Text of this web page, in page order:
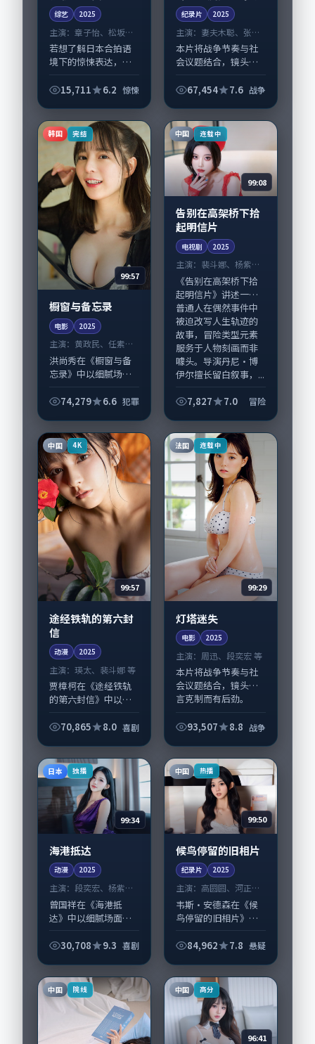
综艺 2025
主演： 章子怡、松坂桃
李 等
若想了解日本合拍语
境下的惊悚表达，
得关注：剧情侧重人
桃李与配角群戏并
重。影片2025年面
15,711 6.2 惊悚
纪录片 2025
主演： 妻夫木聪、张家
辉 等
本片将战争节奏与社
会议题结合，镜头语
《零下十度的红绿
辉担纲主线；取景与
声音设计凸显中国大
陆城市...
67,454 7.6 战争
韩国 完结
99:57
橱窗与备忘录
电影 2025
主演： 黄政民、任素汐
等
洪尚秀在《橱窗与备
忘录》中以细腻场面
黄政民、任素汐领衔
韩国完成制作协同，
2025-11-0...
74,279 6.6 犯罪
中国 连载中
99:08
告别在高架桥下拾
起明信片
电视剧 2025
主演： 裴斗娜、杨紫琼
等
《告别在高架桥下拾
起明信片》讲述一群
普通人在偶然事件中
被迫改写人生轨迹的
故事，冒险类型元素
服务于人物刻画而非
噱头。导演丹尼·博
伊尔擅长留白叙事，...
7,827 7.0 冒险
中国 4K
99:57
途经铁轨的第六封
信
动漫 2025
主演： 瑛太、裴斗娜 等
贾樟柯在《途经铁轨
的第六封信》中以细
张力，瑛太、裴斗娜
主要在中国台湾完成
制作协同，2025-...
70,865 8.0 喜剧
法国 连载中
99:29
灯塔迷失
电影 2025
主演： 周迅、段奕宏 等
本片将战争节奏与社
会议题结合，镜头语
言克制而有后劲。
男掌舵，周迅、段奕
市质感，适合偏好写
实...
93,507 8.8 战争
日本 独播
99:34
海港抵达
动漫 2025
主演： 段奕宏、杨紫琼
等
曾国祥在《海港抵
达》中以细腻场面调
奕宏、杨紫琼领衔的
本完成制作协同，
2025-09-15纳...
30,708 9.3 喜剧
中国 热播
99:50
候鸟停留的旧相片
纪录片 2025
主演：高圆圆、河正宇
等
韦斯·安德森在《候
鸟停留的旧相片》中
悬疑张力，高圆圆、
后期主要在中国香港
完成制作协同，20...
84,962 7.8 悬疑
中国 院线 中国 高分
96:41